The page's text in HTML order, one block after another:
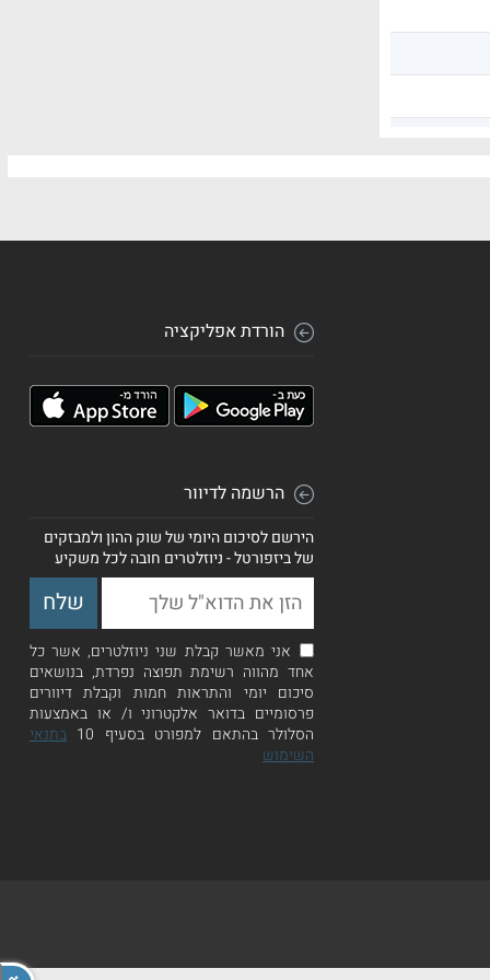
הורדת אפליקציה
הרשמה לדיוור
הירשם לסיכום היומי של שוק ההון ולמבזקים
של ביזפורטל - ניוזלטרים חובה לכל משקיע
אני מאשר קבלת שני ניוזלטרים, אשר כל
אחד מהווה רשימת תפוצה נפרדת, בנושאים
סיכום יומי והתראות חמות וקבלת דיוורים
פרסומיים בדואר אלקטרוני ו/ או באמצעות
הסלולר בהתאם למפורט בסעיף 10
בתנאי
השימוש